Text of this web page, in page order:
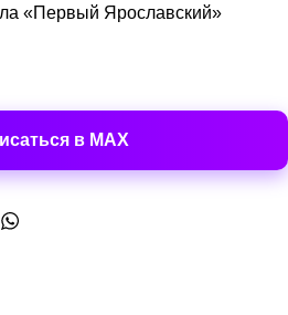
«Первый Ярославский»
в MAX